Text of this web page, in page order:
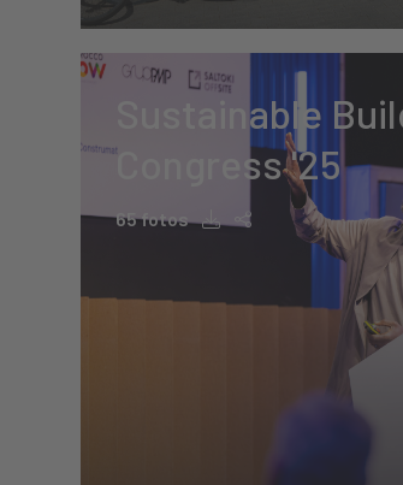
Sustainable
Congress '25
65 fotos